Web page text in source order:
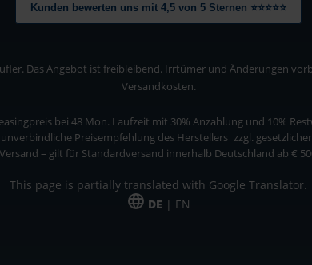
Kunden bewerten uns mit 4,5 von 5 Sternen ⭐⭐⭐⭐⭐
Das Angebot ist freibleibend. Irrtümer und Änderungen
Versandkosten.
bei 48 Mon. Laufzeit mit 30% Anzahlung und 10%
unverbindliche Preisempfehlung des Herstellers zzgl.
– gilt für Standardversand innerhalb Deutschland ab €
This page is partially translated with Google Translator.
DE | EN